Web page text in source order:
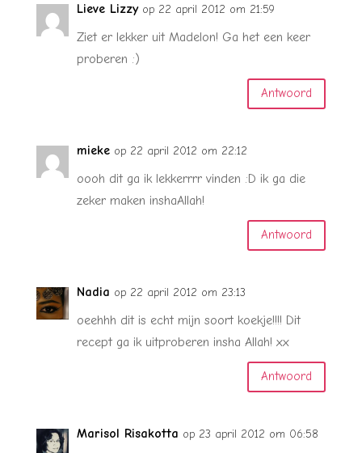
Lieve Lizzy op 22 april 2012 om 21:59
Ziet er lekker uit Madelon! Ga het een keer
proberen :)
Antwoord
mieke op 22 april 2012 om 22:12
oooh dit ga ik lekkerrrr vinden :D ik ga die
zeker maken inshaAllah!
Antwoord
Nadia op 22 april 2012 om 23:13
oeehhh dit is echt mijn soort koekje!!!! Dit
recept ga ik uitproberen insha Allah! xx
Antwoord
Marisol Risakotta op 23 april 2012 om 06:58